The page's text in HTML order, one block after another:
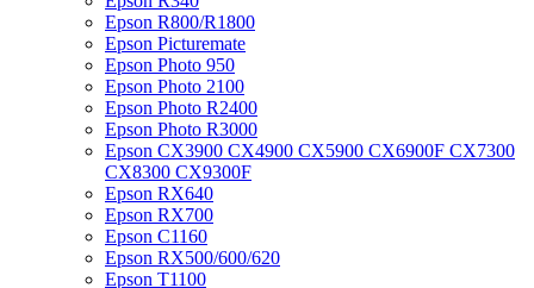
Epson R800/R1800
Epson Picturemate
Epson Photo 950
Epson Photo 2100
Epson Photo R2400
Epson Photo R3000
Epson CX3900 CX4900 CX5900 CX6900F CX7300
CX8300 CX9300F
Epson RX640
Epson RX700
Epson C1160
Epson RX500/600/620
Epson T1100